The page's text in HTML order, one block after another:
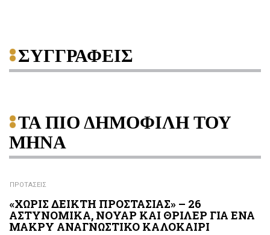
ΣΥΓΓΡΑΦΕΙΣ
ΤΑ ΠΙΟ ΔΗΜΟΦΙΛΗ ΤΟΥ
ΜΗΝΑ
ΠΡΟΤΑΣΕΙΣ
«ΧΩΡΙΣ ΔΕΙΚΤΗ ΠΡΟΣΤΑΣΙΑΣ» – 26
ΑΣΤΥΝΟΜΙΚΑ, ΝΟΥΑΡ ΚΑΙ ΘΡΙΛΕΡ ΓΙΑ ΕΝΑ
ΜΑΚΡΥ ΑΝΑΓΝΩΣΤΙΚΟ ΚΑΛΟΚΑΙΡΙ